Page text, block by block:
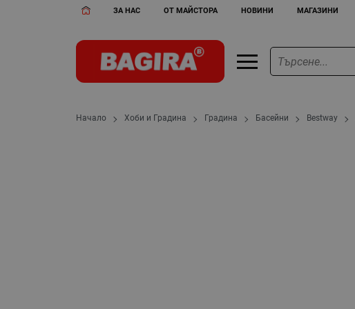
ЗА НАС ОТ МАЙСТОРА НОВИНИ МАГАЗИНИ
Начало Хоби и Градина Градина Басейни Bestway